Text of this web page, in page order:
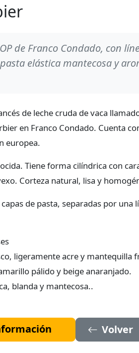
de Franco Condado, con
elástica mantecosa y
de leche cruda de vaca
en Franco Condado. Cuenta
europea.
Tiene forma cilíndrica con
Corteza natural, lisa y
de pasta, separadas por una
ligeramente acre y mantequilla
pálido y beige anaranjado.
blanda y mantecosa..
Volver